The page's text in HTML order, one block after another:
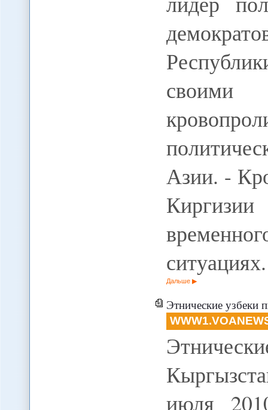
своими
Азии. -
Дальше
Этнические узбеки
июля